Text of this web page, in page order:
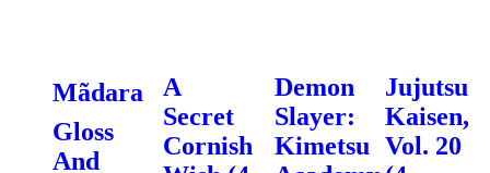
Mãdara
Gloss
And
A
Secret
Cornish
Demon
Slayer:
Kimetsu
Jujutsu
Kaisen,
Vol. 20